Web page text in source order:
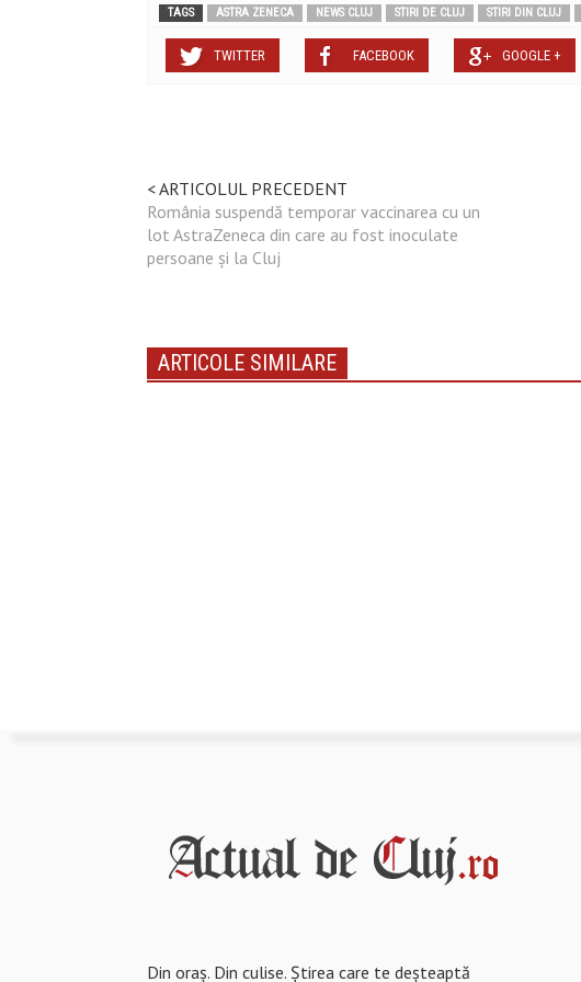
TAGS ASTRA ZENECA NEWS CLUJ STIRI DE CLUJ STIRI DIN CLUJ
TWITTER FACEBOOK GOOGLE +
< ARTICOLUL PRECEDENT
România suspendă temporar vaccinarea cu un
lot AstraZeneca din care au fost inoculate
persoane și la Cluj
ARTICOLE SIMILARE
Din oraș. Din culise. Știrea care te deșteaptă